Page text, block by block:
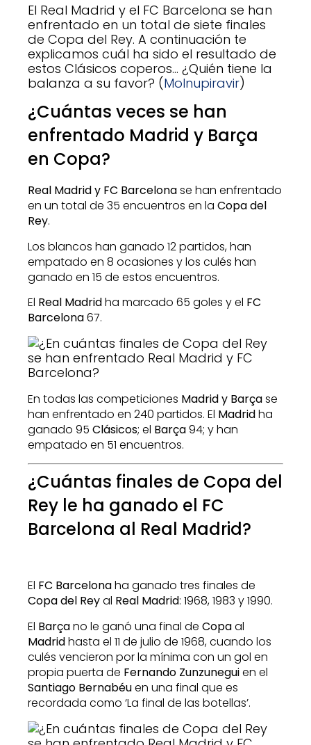
El Real Madrid y el FC Barcelona se han
enfrentado en un total de siete finales
de Copa del Rey. A continuación te
explicamos cuál ha sido el resultado de
estos Clásicos coperos… ¿Quién tiene la
balanza a su favor? (Molnupiravir)
¿Cuántas veces se han
enfrentado Madrid y Barça
en Copa?
Real Madrid y FC Barcelonase han enfrentado
en un total de 35 encuentros en la Copa del
Rey.
Los blancos han ganado 12 partidos, han
empatado en 8 ocasiones y los culés han
ganado en 15 de estos encuentros.
El Real Madridha marcado 65 goles y el FC
Barcelona67.
En todas las competiciones Madrid y Barçase
han enfrentado en 240 partidos. El Madridha
ganado 95 Clásicos; el Barça94; y han
empatado en 51 encuentros.
¿Cuántas finales de Copa del
Rey le ha ganado el FC
Barcelona al Real Madrid?
El FC Barcelonaha ganado tres finales de
Copa del Reyal Real Madrid: 1968, 1983 y 1990.
El Barçano le ganó una final de Copaal
Madridhasta el 11 de julio de 1968, cuando los
culés vencieron por la mínima con un gol en
propia puerta de Fernando Zunzuneguien el
Santiago Bernabéuen una final que es
recordada como ‘La final de las botellas’.